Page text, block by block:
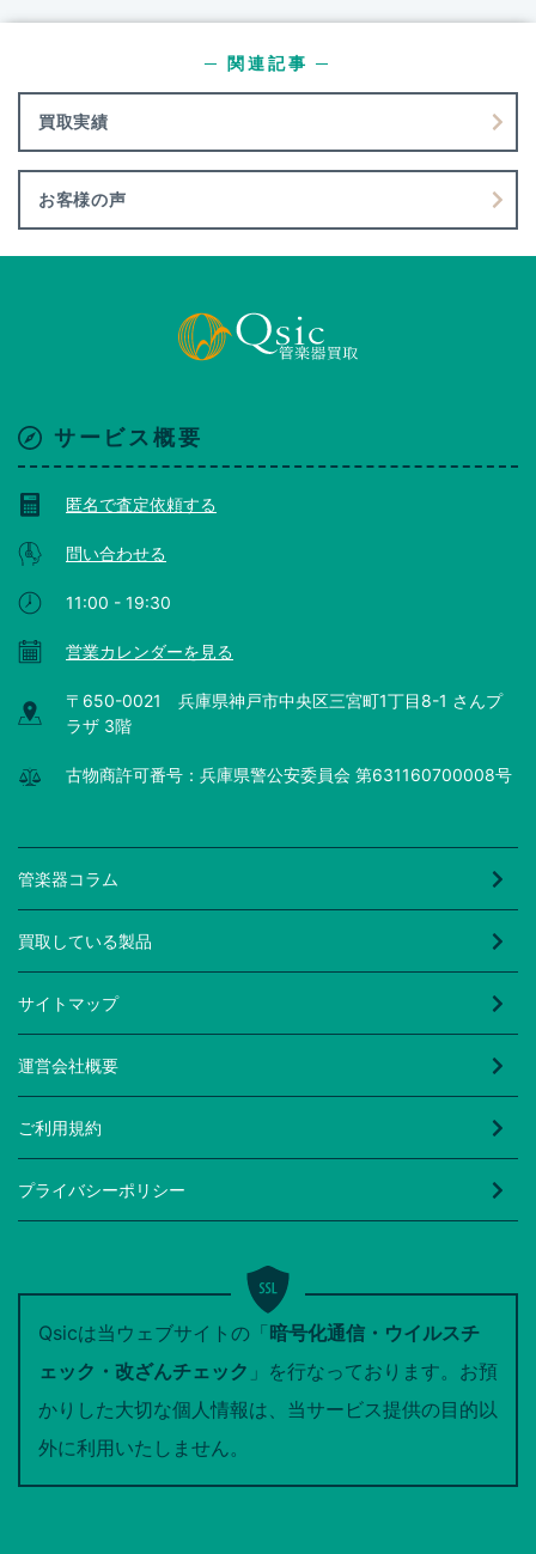
買取実績
─ 関連記事 ─
お客様の声
サービス概要
匿名で査定依頼する
問い合わせる
11:00 - 19:30
営業カレンダーを見る
〒650-0021 兵庫県神戸市中央区三宮町1丁目8-1 さんプ
ラザ 3階
古物商許可番号：兵庫県警公安委員会 第631160700008号
管楽器コラム
買取している製品
サイトマップ
運営会社概要
ご利用規約
プライバシーポリシー
Qsicは当ウェブサイトの「暗号化通信・ウイルスチ
ェック・改ざんチェック 」を行なっております。お預
かりした大切な個人情報は、当サービス提供の目的以
外に利用いたしません。